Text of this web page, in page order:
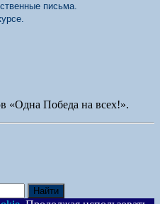
письма.
«Одна Победа на всех!».
Найти